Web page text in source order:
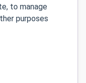
to manage
purposes